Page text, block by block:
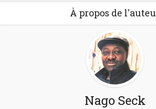
À propos de
Nago Seck